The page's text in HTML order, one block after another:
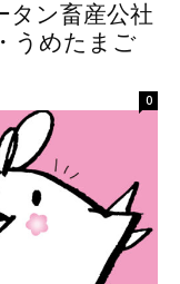
タン畜産公社
うめたまご
0